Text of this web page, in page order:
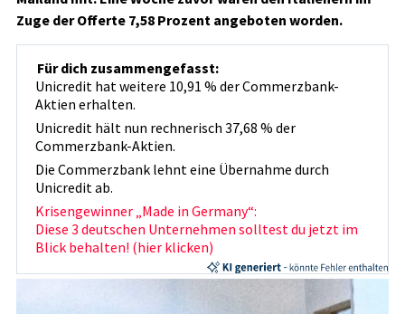
Zuge der Offerte 7,58 Prozent angeboten worden.
Für dich zusammengefasst:
Unicredit hat weitere 10,91 % der Commerzbank-
Aktien erhalten.
Unicredit hält nun rechnerisch 37,68 % der
Commerzbank-Aktien.
Die Commerzbank lehnt eine Übernahme durch
Unicredit ab.
Krisengewinner „Made in Germany“:
Diese 3 deutschen Unternehmen solltest du jetzt im
Blick behalten! (hier klicken)